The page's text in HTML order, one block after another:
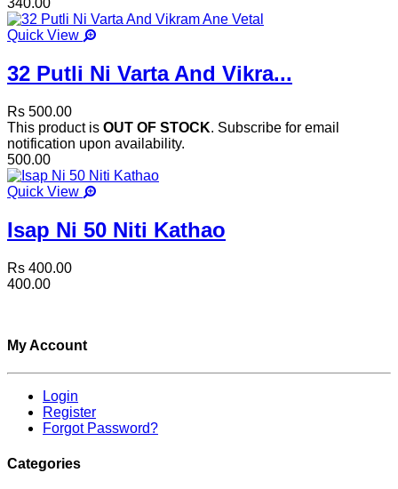
340.00
Quick View
32 Putli Ni Varta And Vikra...
Rs 500.00
This product is OUT OF STOCK. Subscribe for email
notification upon availability.
500.00
Quick View
Isap Ni 50 Niti Kathao
Rs 400.00
400.00
My Account
Login
Register
Forgot Password?
Categories